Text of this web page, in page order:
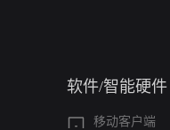
软件/智能硬件
移动客户端